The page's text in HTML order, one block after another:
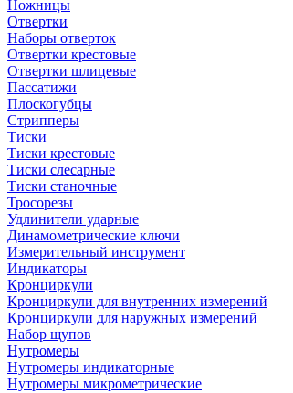
Ножницы
Отвертки
Наборы отверток
Отвертки крестовые
Отвертки шлицевые
Пассатижи
Плоскогубцы
Стрипперы
Тиски
Тиски крестовые
Тиски слесарные
Тиски станочные
Тросорезы
Удлинители ударные
Динамометрические ключи
Измерительный инструмент
Индикаторы
Кронциркули
Кронциркули для внутренних измерений
Кронциркули для наружных измерений
Набор щупов
Нутромеры
Нутромеры индикаторные
Нутромеры микрометрические